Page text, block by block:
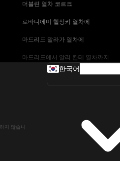
더블린 열차 코르크
로바니에미 헬싱키 열차에
마드리드 말라가 열차에
마드리드에서 알리 칸테 열차까지
바르셀로나-말라가 열차
서울~울산열차
지 않습니
한국어